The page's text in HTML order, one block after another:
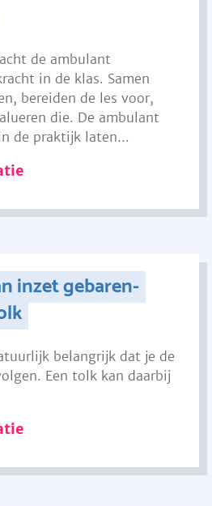
de ambulant
in de klas. Samen
bereiden de les voor,
die. De ambulant
de praktijk laten...
inzet gebaren-
belangrijk dat je de
Een tolk kan daarbij